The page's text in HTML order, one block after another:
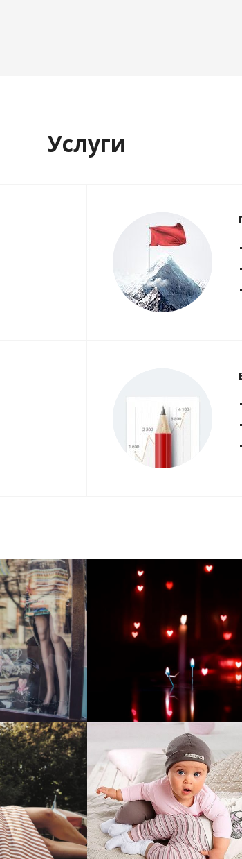
Услуги
StepClub
Развитие
магазина "Всё
Смотреть проект
сети
Project
Увеличили
интернет-
topdatop.ru на